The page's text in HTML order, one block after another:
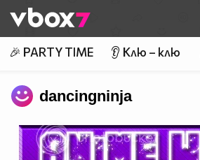
👾
🎉 PARTY TIME 👂 Клю – клю
dancingninja